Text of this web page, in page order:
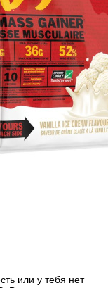
или у тебя нет